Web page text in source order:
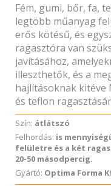
Fém, gumi, bőr, fa,
legtöbb műanyag
erős kötésű, és
ragasztóra van
javításához,
illeszthetők, és a
hajlításoknak kitéve
és teflon
Szín: átlátszó
Felhordás: is
felületre és a két
20-50 másodpercig.
Gyártó: Optima Forma